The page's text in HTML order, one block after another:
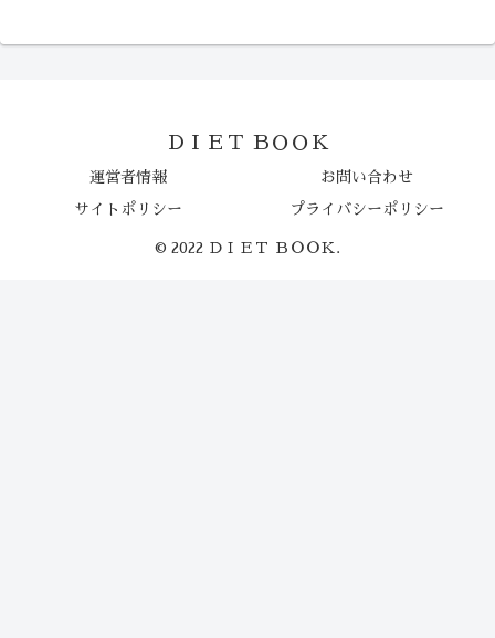
ＤＩＥＴ ＢＯＯＫ
運営者情報 お問い合わせ
サイトポリシー プライバシーポリシー
© 2022 ＤＩＥＴ ＢＯＯＫ.